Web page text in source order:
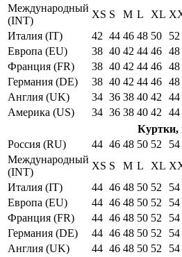
Международный
(INT)
XS S M L XL
Италия (IT)
42 44 46 48 50 52
Европа (EU)
38 40 42 44 46 48
Франция (FR)
38 40 42 44 46 48
Германия (DE)
38 40 42 44 46 48
Англия (UK)
34 36 38 40 42 44
Америка (US)
34 36 38 40 42 44
Куртки,
Россия (RU)
44 46 48 50 52 54
Международный
(INT)
XS S M L XL
Италия (IT)
44 46 48 50 52 54
Европа (EU)
44 46 48 50 52 54
Франция (FR)
44 46 48 50 52 54
Германия (DE)
44 46 48 50 52 54
Англия (UK)
44 46 48 50 52 54